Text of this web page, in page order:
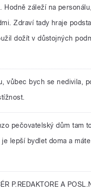
záleží na
Zdraví tady hraje
dožít v důstojných
vůbec bych se nedivila,
pečovatelský dům tam
lepší bydlet doma a
P.REDAKTORE A